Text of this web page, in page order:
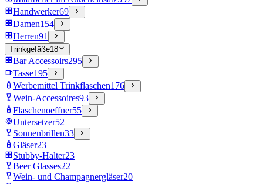
Handwerker69
Damen154
Herren91
Trinkgefäße18
Bar Accessoirs295
Tasse195
Werbemittel Trinkflaschen176
Wein-Accessoires93
Flaschenoeffner55
Untersetzer52
Sonnenbrillen33
Gläser23
Stubby-Halter23
Beer Glasses22
Wein- und Champagnergläser20